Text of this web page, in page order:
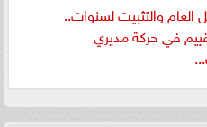
العام والتثبيت لسنوات..
في حركة مديري